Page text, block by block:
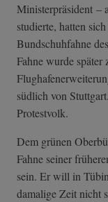
Ministerpräsident –
studierte, hatten
Bundschuhfahne
Fahne wurde später
südlich von
Protestvolk.
Dem grünen
Fahne seiner
sein. Er will in
damalige Zeit nicht